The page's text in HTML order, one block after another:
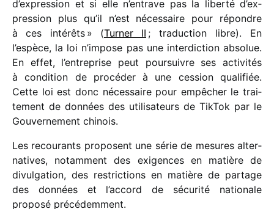
d’ex­pres­sion et si elle n’en­trave pas la liberté d’ex­
pres­sion plus qu’il n’est néces­saire pour répondre
à ces inté­rêts » (Turner II ; traduc­tion libre). En
l’espèce, la loi n’impose pas une inter­dic­tion abso­lue.
En effet, l’en­tre­prise peut pour­suivre ses acti­vi­tés
à condi­tion de procé­der à une cession quali­fiée.
Cette loi est donc néces­saire pour empê­cher le trai­
te­ment de données des utili­sa­teurs de TikTok par le
Gouvernement chinois.
Les recou­rants proposent une série de mesures alter­
na­tives, notam­ment des exigences en matière de
divul­ga­tion, des restric­tions en matière de partage
des données et l’ac­cord de sécu­rité natio­nale
proposé précédemment.